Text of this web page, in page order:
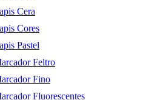
Cera
Cores
Pastel
Feltro
Fino
Fluorescentes